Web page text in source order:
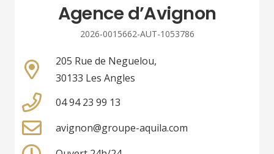
Agence d’Avignon
2026-0015662-AUT-1053786
205 Rue de Neguelou,
30133 Les Angles
04 94 23 99 13
avignon@groupe-aquila.com